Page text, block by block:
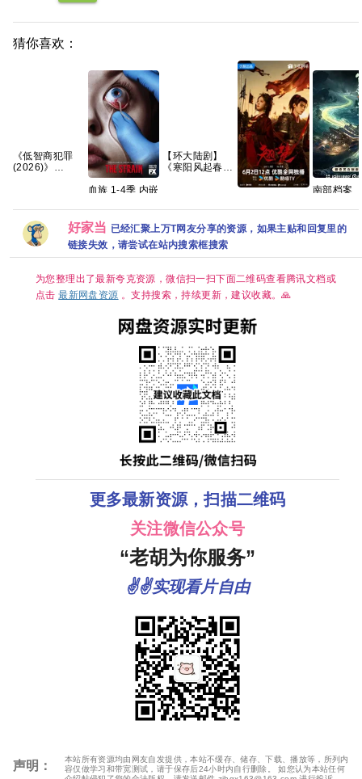
猜你喜欢：
《低智商犯罪
(2026)》
血族 1-4季 内嵌
【夸克网盘】
【环大陆剧】
《寒阳风起春山
无版】【共16
集】
🔥手慢无】
【共24集/4K超
清60帧+高码臻
都灵、周翊然｜
克
南部档案‎
HDR DV
界 高码率
5GB/集】
好家当 已经汇聚上万T网友分享的资源，如果主贴和回复里的
链接失效，请尝试在站内搜索框搜索
为您整理出了最新夸克资源，微信扫一扫下面二维码查看腾讯文档或
点击最新网盘资源 。支持搜索，持续更新，建议收藏。🙏
更多最新资源，扫描二维码
关注微信公众号
“老胡为你服务”
✌✌实现看片自由
声明：
本站所有资源均由网友自发提供，本站不缓存、储存、下载、播放等，所列内
容仅做学习和带宽测试，请于保存后24小时内自行删除。 如您认为本站任何